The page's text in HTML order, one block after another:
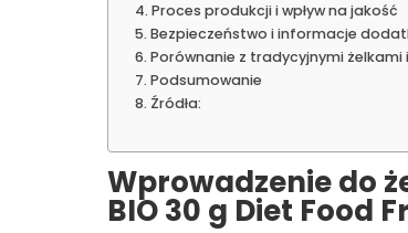
Proces produkcji i wpływ na jakość
Bezpieczeństwo i informacje
Porównanie z tradycyjnymi
Podsumowanie
Źródła:
Wprowadzenie do
BIO 30 g Diet Food